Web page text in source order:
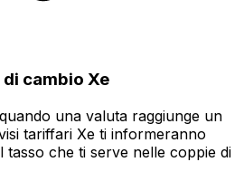
cambio Xe
una valuta raggiunge un
tariffari Xe ti informeranno
tasso che ti serve nelle coppie di